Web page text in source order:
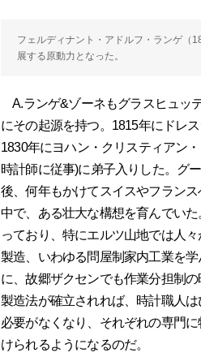
フェルディナント・アドルフ・ランゲ（
展する原動力となった。
A.ランゲ&ゾーネもグラスヒュッ
にその起源を持つ。1815年にドレ
1830年にヨハン・クリスティアン
時計師に従事)に弟子入りした。グ
後、何年もかけてスイスやフラン
中で、ある壮大な構想を育んでい
っており、特にエルツ山地では人
製造、いわゆる問屋制家内工業を
に、故郷ザクセンでも作業分担制
製造法が確立されれば、時計職人
必要がなくなり、それぞれの専門
けられるようになるのだ。